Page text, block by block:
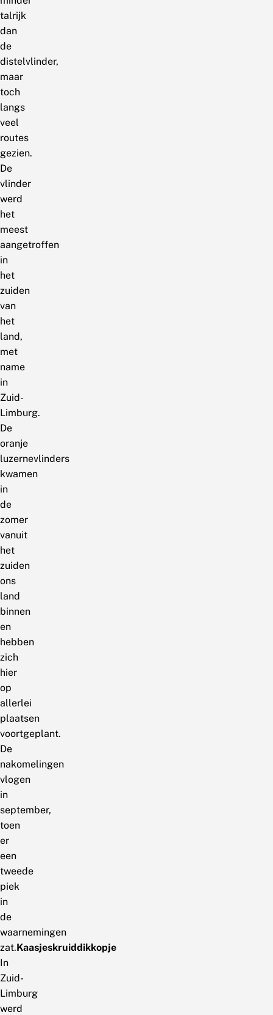
talrijk
dan
de
distelvlinder,
maar
toch
langs
veel
routes
gezien.
De
vlinder
werd
het
meest
aangetroffen
in
het
zuiden
van
het
land,
met
name
in
Zuid-
Limburg.
De
oranje
luzernevlinders
kwamen
in
de
zomer
vanuit
het
zuiden
ons
land
binnen
en
hebben
zich
hier
op
allerlei
plaatsen
voortgeplant.
De
nakomelingen
vlogen
in
september,
toen
er
een
tweede
piek
in
de
waarnemingen
zat.Kaasjeskruiddikkopje
In
Zuid-
Limburg
werd